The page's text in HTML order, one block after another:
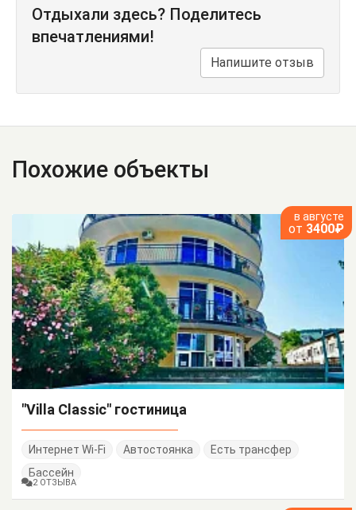
Отдыхали здесь? Поделитесь
впечатлениями!
Напишите отзыв
Похожие объекты
в августе
от 3400₽
"Villa Classic" гостиница
Интернет Wi-Fi Автостоянка
Есть трансфер
Бассейн
2 ОТЗЫВА